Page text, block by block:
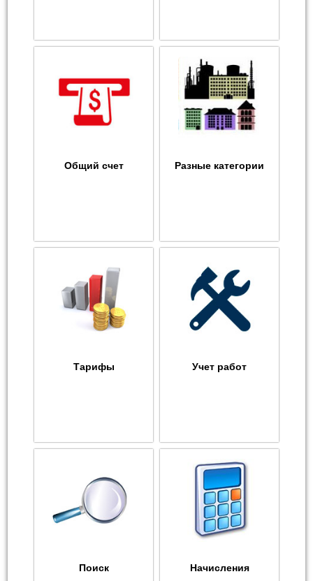
Общий счет Разные категории
Тарифы Учет работ
Поиск Начисления